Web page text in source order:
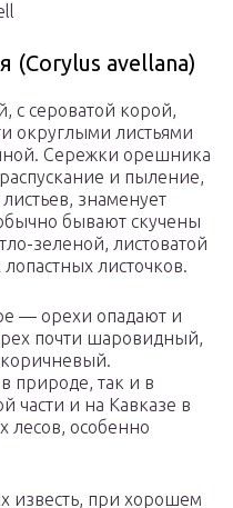
avellana)
с сероватой корой,
округлыми листьями
Сережки орешника
и пыление,
знаменует
бывают скучены
зеленой, листоватой
листочков.
— орехи опадают и
почти шаровидный,
природе, так и в
части и на Кавказе в
лесов, особенно
известь, при хорошем